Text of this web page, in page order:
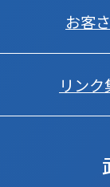
お客
リンク